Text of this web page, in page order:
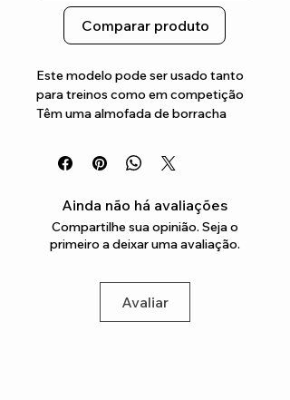
Comparar produto
Este modelo pode ser usado tanto
para treinos como em competição
Têm uma almofada de borracha
Ainda não há avaliações
Compartilhe sua opinião. Seja o
primeiro a deixar uma avaliação.
Avaliar